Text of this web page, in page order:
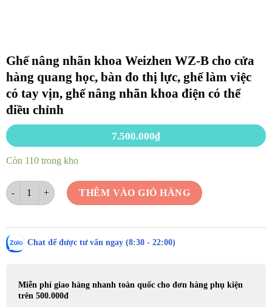
Ghế nâng nhãn khoa Weizhen WZ-B cho cửa
hàng quang học, bàn đo thị lực, ghế làm việc
có tay vịn, ghế nâng nhãn khoa điện có thể
điều chỉnh
7.500.000₫
Còn 110 trong kho
Ghế nâng nhãn khoa Weizhen WZ-B cho cửa hàng quang học, bàn
THÊM VÀO GIỎ HÀNG
Chat để được tư vấn ngay (8:30 - 22:00)
Miễn phí giao hàng nhanh toàn quốc cho đơn hàng phụ kiện
trên 500.000đ